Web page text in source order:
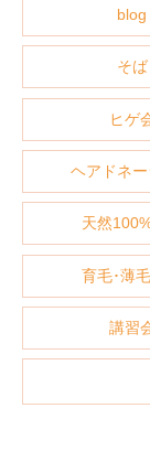
blog
そば
ヒゲ
ヘアドネ
天然
育毛･薄
講習